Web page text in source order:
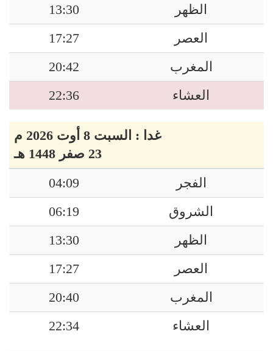
الظهر
13:30
العصر
17:27
المغرب
20:42
العشاء
22:36
غدا : السبت 8 أوت 2026 م
23 صفر 1448 هـ
الفجر
04:09
الشروق
06:19
الظهر
13:30
العصر
17:27
المغرب
20:40
العشاء
22:34